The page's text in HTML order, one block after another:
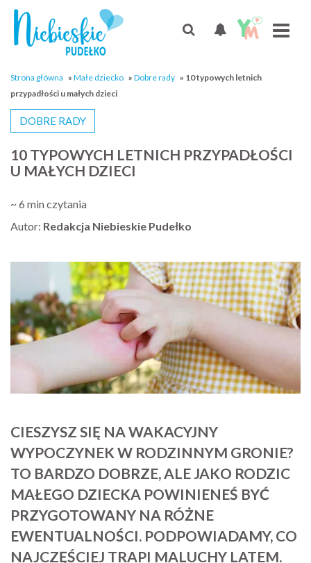
Strona główna » Małe dziecko » Dobre rady » 10 typowych letnich
przypadłości u małych dzieci
10 TYPOWYCH LETNICH PRZYPADŁOŚCI
U MAŁYCH DZIECI
DOBRE RADY
~ 6 min czytania
Autor: Redakcja Niebieskie Pudełko
CIESZYSZ SIĘ NA WAKACYJNY
WYPOCZYNEK W RODZINNYM GRONIE?
TO BARDZO DOBRZE, ALE JAKO RODZIC
MAŁEGO DZIECKA POWINIENEŚ BYĆ
PRZYGOTOWANY NA RÓŻNE
EWENTUALNOŚCI. PODPOWIADAMY, CO
NAJCZĘŚCIEJ TRAPI MALUCHY LATEM.